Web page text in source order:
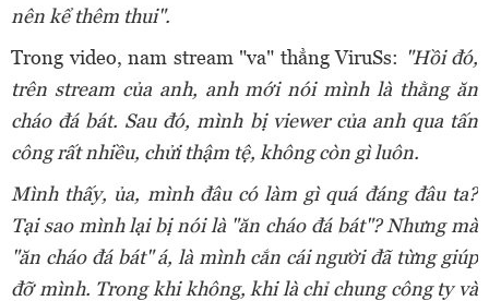
nên kể thêm thui".
Trong video, nam stream "va" thẳng ViruSs: "Hồi đó,
trên stream của anh, anh mới nói mình là thằng ăn
cháo đá bát. Sau đó, mình bị viewer của anh qua tấn
công rất nhiều, chửi thậm tệ, không còn gì luôn.
Mình thấy, ủa, mình đâu có làm gì quá đáng đâu ta?
Tại sao mình lại bị nói là "ăn cháo đá bát"? Nhưng mà
"ăn cháo đá bát" á, là mình cắn cái người đã từng giúp
đỡ mình. Trong khi không, khi là chỉ chung công ty và